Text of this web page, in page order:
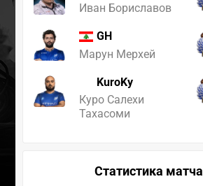
Иван Бориславов
GH
Марун Мерхей
KuroKy
Куро Салехи
Тахасоми
Статистика матча